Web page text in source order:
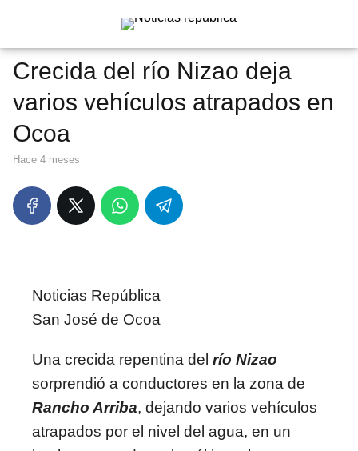
Crecida del río Nizao deja
varios vehículos atrapados en
Ocoa
hace 4 meses
Noticias República
San José de Ocoa
Una crecida repentina del río Nizao
sorprendió a conductores en la zona de
Rancho Arriba, dejando varios vehículos
atrapados por el nivel del agua, en un